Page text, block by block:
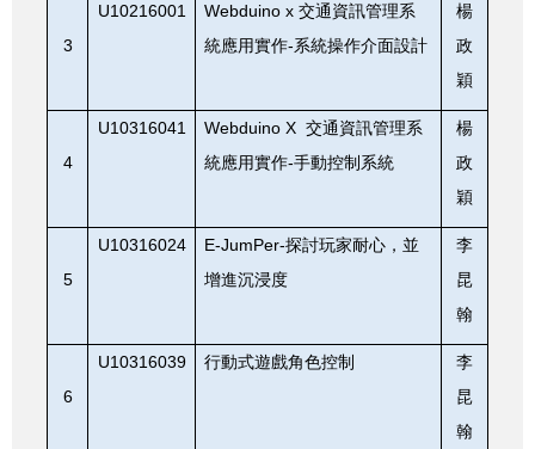
3
U10216001 Webduino x交通資訊管理系
統應用實作-系統操作介面設計
楊
政
穎
4
U10316041 Webduino X交通資訊管理系
統應用實作-手動控制系統
楊
政
穎
5
U10316024 E-JumPer-探討玩家耐心，並
增進沉浸度
李
昆
翰
6
U10316039 行動式遊戲角色控制
李
昆
翰